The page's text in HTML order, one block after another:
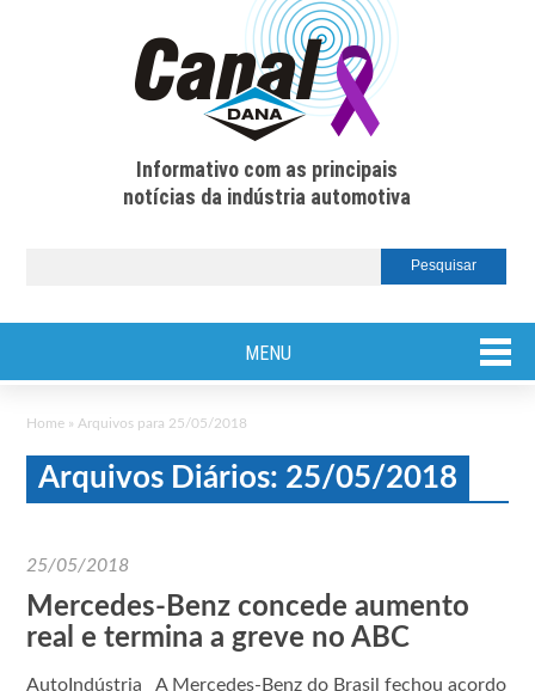
Informativo com as principais
notícias da indústria automotiva
MENU
Home » Arquivos para 25/05/2018
Arquivos Diários: 25/05/2018
25/05/2018
Mercedes-Benz concede aumento
real e termina a greve no ABC
AutoIndústria A Mercedes-Benz do Brasil fechou acordo